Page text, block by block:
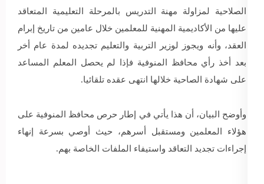
الصلاحية لمزاولة مهنة التدريس بالمرحلة التعليمية المتعاقد
عليها من الأكاديمية المهنية للمعلمين خلال عامين من تاريخ إبرام
العقد، وأنه ويجوز لوزير التربية والتعليم تجديده لمدة عام أخر
بعد أخذ رأي محافظ المنوفية فإذا لم يحصل المعلم المساعد
على شهادة الصاحية خلالها انتهى عقده تلقائيا.
وأوضح البيان، أن هذا يأتي في إطار حرص محافظ المنوفية على
هؤلاء المعلمين ومستقبل أسرهم، حيث أوصي بسرعة إنهاء
إجراءات تجديد التعاقد واستيفاء الملفات الخاصة بهم.